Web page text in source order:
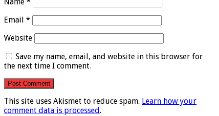
Email *
Website
Save my name, email, and website in this browser for
the next time I comment.
This site uses Akismet to reduce spam. Learn how your
comment data is processed.